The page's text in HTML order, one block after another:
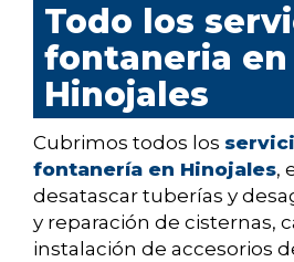
Todo los
fontaneria en
Hinojales
Cubrimos todos los
fontanería en Hinojales,
desatascar tuberías y
y reparación de cisternas,
instalación de accesorios